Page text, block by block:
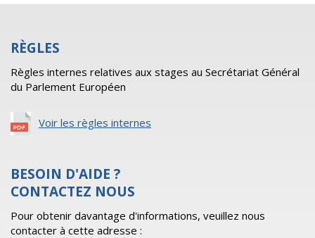
RÈGLES
Règles internes relatives aux stages au Secrétariat Général
du Parlement Européen
Voir les règles internes
BESOIN D'AIDE ?
CONTACTEZ NOUS
Pour obtenir davantage d'informations, veuillez nous
contacter à cette adresse :